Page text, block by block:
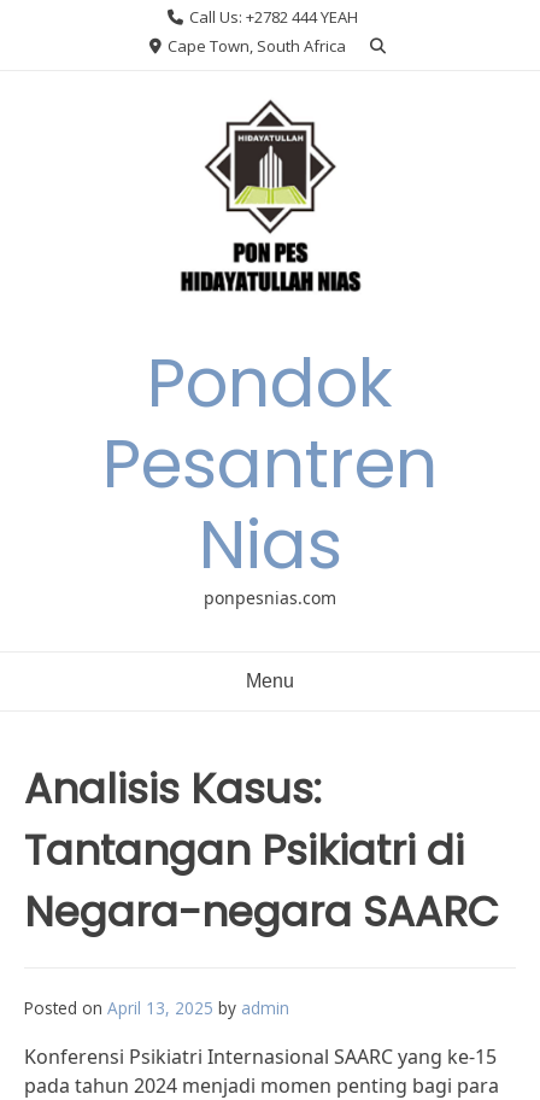
Call Us: +2782 444 YEAH
Cape Town, South Africa
Pondok
Pesantren
Nias
ponpesnias.com
Menu
Analisis Kasus:
Tantangan Psikiatri di
Negara-negara SAARC
Posted on April 13, 2025 by admin
Konferensi Psikiatri Internasional SAARC yang ke-15
pada tahun 2024 menjadi momen penting bagi para